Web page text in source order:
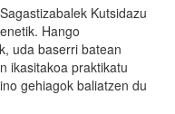
Kutsidazu
Hango
uda baserri batean
ikasitakoa praktikatu
gehiagok baliatzen du